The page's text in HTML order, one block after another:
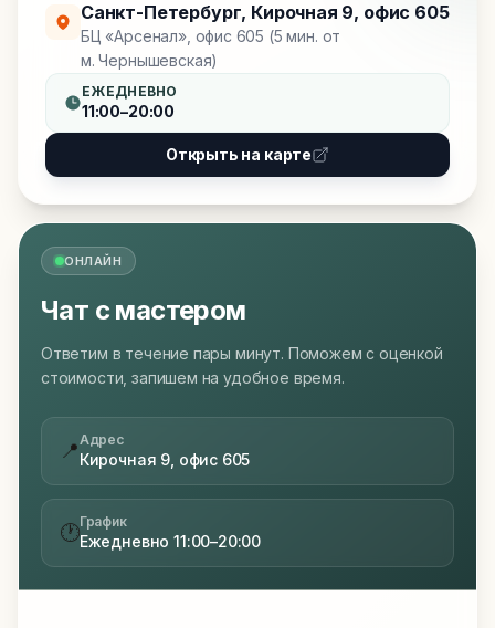
Санкт-Петербург, Кирочная 9, офис 605
БЦ «Арсенал», офис 605 (5 мин. от
м. Чернышевская)
ЕЖЕДНЕВНО
11:00–20:00
Открыть на карте
ОНЛАЙН
Чат с мастером
Ответим в течение пары минут. Поможем с оценкой
стоимости, запишем на удобное время.
📍Адрес
Кирочная 9, офис 605
🕐График
Ежедневно 11:00–20:00